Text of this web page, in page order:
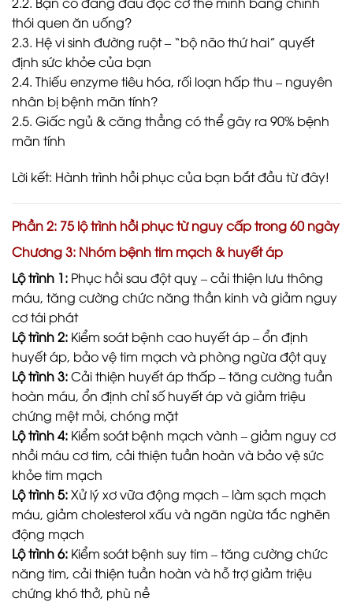
thói quen ăn uống?
2.3. Hệ vi sinh đường ruột – “bộ não thứ hai” quyết
định sức khỏe của bạn
2.4. Thiếu enzyme tiêu hóa, rối loạn hấp thu – nguyên
nhân bị bệnh mãn tính?
2.5. Giấc ngủ & căng thẳng có thể gây ra 90% bệnh
mãn tính
Lời kết: Hành trình hồi phục của bạn bắt đầu từ đây!
Phần 2: 75 lộ trình hồi phục từ nguy cấp trong 60 ngày
Chương 3: Nhóm bệnh tim mạch & huyết áp
Lộ trình 1: Phục hồi sau đột quỵ – cải thiện lưu thông
máu, tăng cường chức năng thần kinh và giảm nguy
cơ tái phát
Lộ trình 2: Kiểm soát bệnh cao huyết áp – ổn định
huyết áp, bảo vệ tim mạch và phòng ngừa đột quỵ
Lộ trình 3:Cải thiện huyết áp thấp – tăng cường tuần
hoàn máu, ổn định chỉ số huyết áp và giảm triệu
chứng mệt mỏi, chóng mặt
Lộ trình 4: Kiểm soát bệnh mạch vành – giảm nguy cơ
nhồi máu cơ tim, cải thiện tuần hoàn và bảo vệ sức
khỏe tim mạch
Lộ trình 5:Xử lý xơ vữa động mạch – làm sạch mạch
máu, giảm cholesterol xấu và ngăn ngừa tắc nghẽn
động mạch
Lộ trình 6: Kiểm soát bệnh suy tim – tăng cường chức
năng tim, cải thiện tuần hoàn và hỗ trợ giảm triệu
chứng khó thở, phù nề